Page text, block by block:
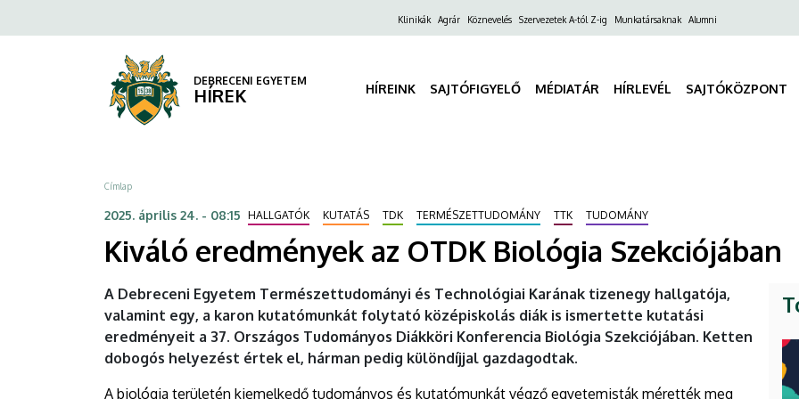
eredmények
Szekciójában
DEBRECENI
EGYETEM
a
FelsőKlinikák Agrár Köznevelés Szervezetek A-tól Z-ig Munkatársaknak Alumni
DEBRECENI EGYETEM
HÍREK HÍREINK SAJTÓFIGYELŐ MÉDIATÁR HÍRLEVÉL SAJTÓKÖZPONT
Morzsa
Címlap
2025. április 24. - 08:15 HALLGATÓK KUTATÁS TDK TERMÉSZETTUDOMÁNY TTK TUDOMÁNY
Kiváló eredmények az OTDK Biológia Szekciójában
A Debreceni Egyetem Természettudományi és Technológiai Karának tizenegy hallgatója,
valamint egy, a karon kutatómunkát folytató középiskolás diák is ismertette kutatási
eredményeit a 37. Országos Tudományos Diákköri Konferencia Biológia Szekciójában. Ketten
dobogós helyezést értek el, hárman pedig különdíjjal gazdagodtak.
A biológia területén kiemelkedő tudományos és kutatómunkát végző egyetemisták mérették meg